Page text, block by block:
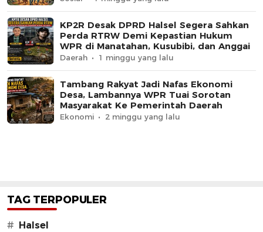
KP2R Desak DPRD Halsel Segera Sahkan
Perda RTRW Demi Kepastian Hukum
WPR di Manatahan, Kusubibi, dan Anggai
Daerah 1 minggu yang lalu
Tambang Rakyat Jadi Nafas Ekonomi
Desa, Lambannya WPR Tuai Sorotan
Masyarakat Ke Pemerintah Daerah
Ekonomi 2 minggu yang lalu
TAG TERPOPULER
#
Halsel